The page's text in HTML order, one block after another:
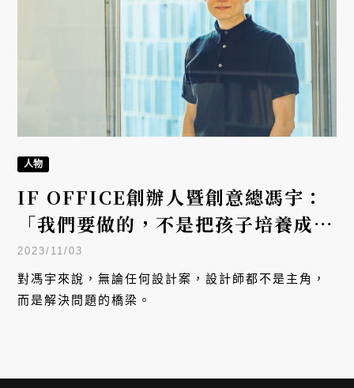
人物
IF OFFICE創辦人暨創意總馮宇：
「我們要做的，不是把孩子培養成藝
術家」
2023/11/03
對馮宇來說，無論任何設計案，設計師都不是主角，
而是解決問題的橋梁。